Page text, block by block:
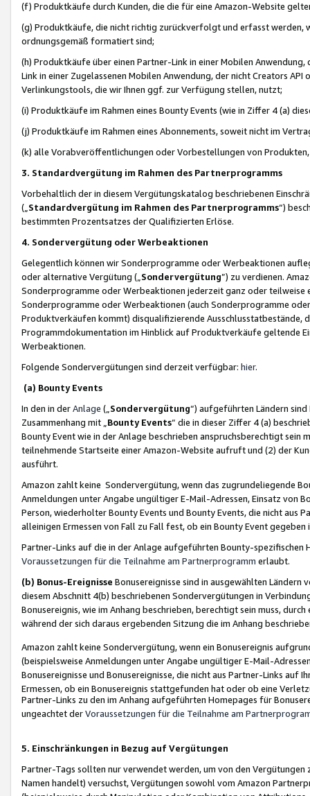
(f) Produktkäufe durch Kunden, die die für eine Amazon-Website
(g) Produktkäufe, die nicht richtig zurückverfolgt und erfasst werden,
ordnungsgemäß formatiert sind;
(h) Produktkäufe über einen Partner-Link in einer Mobilen
Link in einer Zugelassenen Mobilen Anwendung, der nicht Creators
Verlinkungstools, die wir Ihnen ggf. zur Verfügung stellen, nutzt;
(i) Produktkäufe im Rahmen eines Bounty Events (wie in Ziffer 4 (a)
(j) Produktkäufe im Rahmen eines Abonnements, soweit nicht im
(k) alle Vorabveröffentlichungen oder Vorbestellungen von
3. Standardvergütung im Rahmen des Partnerprogramms
Vorbehaltlich der in diesem Vergütungskatalog beschriebenen
(„ Standardvergütung im Rahmen des Partnerprogramms“)
bestimmten Prozentsatzes der Qualifizierten Erlöse.
4. Sondervergütung oder Werbeaktionen
Gelegentlich können wir Sonderprogramme oder Werbeaktionen
oder alternative Vergütung („ Sondervergütung”) zu verdienen.
Sonderprogramme oder Werbeaktionen jederzeit ganz oder
Sonderprogramme oder Werbeaktionen (auch Sonderprogramme
Produktverkäufen kommt) disqualifizierende Ausschlusstatbestände,
Programmdokumentation im Hinblick auf Produktverkäufe geltende
Werbeaktionen.
Folgende Sondervergütungen sind derzeit verfügbar: hier.
(a) Bounty Events
In den in derAnlage („ Sondervergütung“) aufgeführten Ländern
Zusammenhang mit „ Bounty Events“ die in dieser Ziffer 4 (a)
Bounty Event wie in der Anlage beschrieben anspruchsberechtigt sein
teilnehmende Startseite einer Amazon-Website aufruft und (2) der
ausführt.
Amazon zahlt keine Sondervergütung, wenn das zugrundeliegende
Anmeldungen unter Angabe ungültiger E-Mail-Adressen, Einsatz von
Person, wiederholter Bounty Events und Bounty Events, die nicht
alleinigen Ermessen von Fall zu Fall fest, ob ein Bounty Event
Partner-Links auf die in der Anlage aufgeführten Bounty-spezifischen
Voraussetzungen für die Teilnahme am Partnerprogramm erlaubt.
(b) Bonus-Ereignisse Bonusereignisse sind in ausgewählten Ländern
diesem Abschnitt 4(b) beschriebenen Sondervergütungen in
Bonusereignis, wie im Anhang beschrieben, berechtigt sein muss,
während der sich daraus ergebenden Sitzung die im Anhang
Amazon zahlt keine Sondervergütung, wenn ein Bonusereignis
(beispielsweise Anmeldungen unter Angabe ungültiger E-Mail-
Bonusereignisse und Bonusereignisse, die nicht aus Partner-Links auf
Ermessen, ob ein Bonusereignis stattgefunden hat oder ob eine
Partner-Links zu den im Anhang aufgeführten Homepages für
ungeachtet derVoraussetzungen für die Teilnahme am
5. Einschränkungen in Bezug auf Vergütungen
Partner-Tags sollten nur verwendet werden, um von den
Namen handelt) versuchst, Vergütungen sowohl vom Amazon